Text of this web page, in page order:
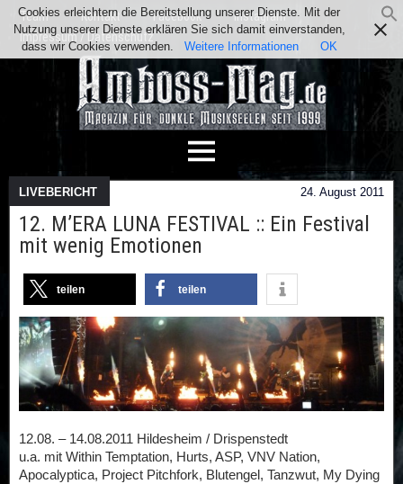
Team Kontakt Facebook
Instagram
Impressum / Datenschutz
LIVEBERICHT 24. August 2011
12. M’ERA LUNA FESTIVAL :: Ein Festival
mit wenig Emotionen
teilen teilen
12.08. – 14.08.2011 Hildesheim / Drispenstedt
u.a. mit Within Temptation, Hurts, ASP, VNV Nation,
Apocalyptica, Project Pitchfork, Blutengel, Tanzwut, My Dying
Cookies erleichtern die Bereitstellung unserer Dienste. Mit der
Nutzung unserer Dienste erklären Sie sich damit einverstanden,
dass wir Cookies verwenden.
Weitere Informationen OK